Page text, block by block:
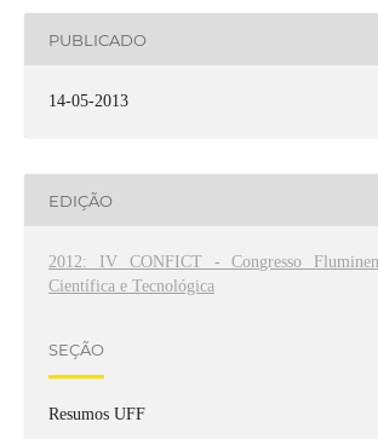
PUBLICADO
14-05-2013
EDIÇÃO
2012: IV CONFICT - Congresso
Científica e Tecnológica
SEÇÃO
Resumos UFF